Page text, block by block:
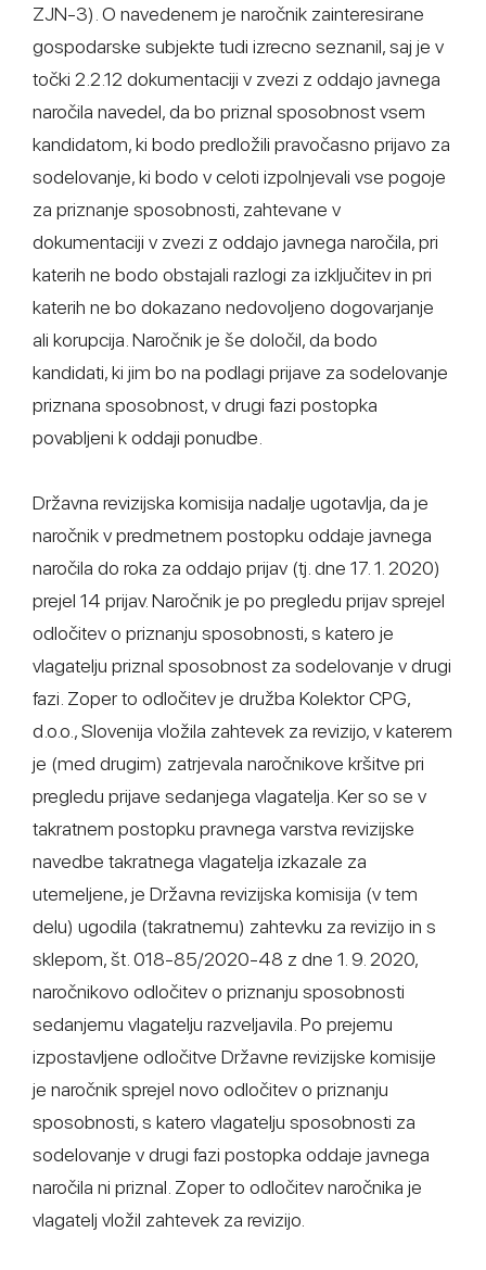
ZJN-3). O navedenem je naročnik zainteresirane
gospodarske subjekte tudi izrecno seznanil, saj je v
točki 2.2.12 dokumentaciji v zvezi z oddajo javnega
naročila navedel, da bo priznal sposobnost vsem
kandidatom, ki bodo predložili pravočasno prijavo za
sodelovanje, ki bodo v celoti izpolnjevali vse pogoje
za priznanje sposobnosti, zahtevane v
dokumentaciji v zvezi z oddajo javnega naročila, pri
katerih ne bodo obstajali razlogi za izključitev in pri
katerih ne bo dokazano nedovoljeno dogovarjanje
ali korupcija. Naročnik je še določil, da bodo
kandidati, ki jim bo na podlagi prijave za sodelovanje
priznana sposobnost, v drugi fazi postopka
povabljeni k oddaji ponudbe.
Državna revizijska komisija nadalje ugotavlja, da je
naročnik v predmetnem postopku oddaje javnega
naročila do roka za oddajo prijav (tj. dne 17. 1. 2020)
prejel 14 prijav. Naročnik je po pregledu prijav sprejel
odločitev o priznanju sposobnosti, s katero je
vlagatelju priznal sposobnost za sodelovanje v drugi
fazi. Zoper to odločitev je družba Kolektor CPG,
d.o.o., Slovenija vložila zahtevek za revizijo, v katerem
je (med drugim) zatrjevala naročnikove kršitve pri
pregledu prijave sedanjega vlagatelja. Ker so se v
takratnem postopku pravnega varstva revizijske
navedbe takratnega vlagatelja izkazale za
utemeljene, je Državna revizijska komisija (v tem
delu) ugodila (takratnemu) zahtevku za revizijo in s
sklepom, št. 018-85/2020-48 z dne 1. 9. 2020,
naročnikovo odločitev o priznanju sposobnosti
sedanjemu vlagatelju razveljavila. Po prejemu
izpostavljene odločitve Državne revizijske komisije
je naročnik sprejel novo odločitev o priznanju
sposobnosti, s katero vlagatelju sposobnosti za
sodelovanje v drugi fazi postopka oddaje javnega
naročila ni priznal. Zoper to odločitev naročnika je
vlagatelj vložil zahtevek za revizijo.